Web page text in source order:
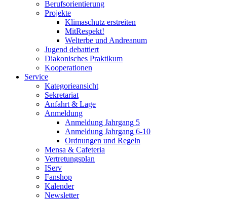
Berufsorientierung
Projekte
Klimaschutz erstreiten
MitRespekt!
Welterbe und Andreanum
Jugend debattiert
Diakonisches Praktikum
Kooperationen
Service
Kategorieansicht
Sekretariat
Anfahrt & Lage
Anmeldung
Anmeldung Jahrgang 5
Anmeldung Jahrgang 6-10
Ordnungen und Regeln
Mensa & Cafeteria
Vertretungsplan
IServ
Fanshop
Kalender
Newsletter